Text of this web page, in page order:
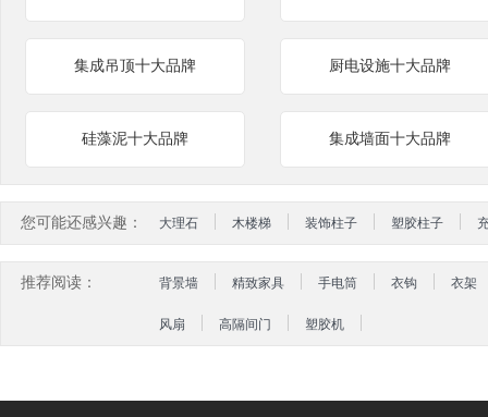
集成吊顶十大品牌 厨电设施十大品牌
硅藻泥十大品牌 集成墙面十大品牌
您可能还感兴趣： 大理石 木楼梯 装饰柱子 塑胶柱子
推荐阅读： 背景墙 精致家具 手电筒 衣钩 衣架
风扇 高隔间门 塑胶机